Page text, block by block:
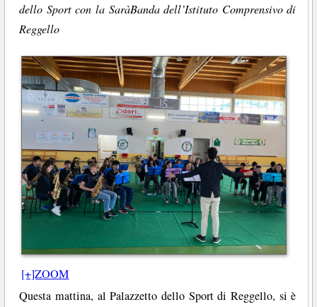
dello Sport con la SaràBanda dell’Istituto Comprensivo di
Reggello
[+]ZOOM
Questa mattina, al Palazzetto dello Sport di Reggello, si è